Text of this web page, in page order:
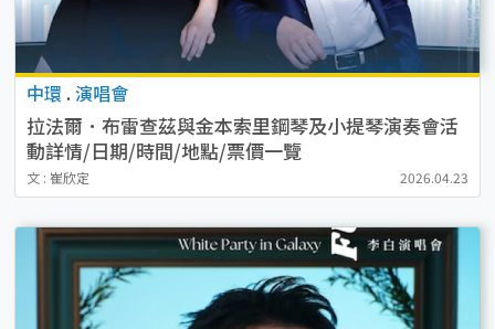
中環 . 演唱會
拉法爾．布雷查茲與金本索里鋼琴及小提琴演奏會活
動詳情/日期/時間/地點/票價一覽
文 : 崔欣定 2026.04.23